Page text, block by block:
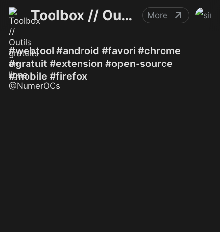
Toolbox // Outils gratuits en ligne @NumerOOs More
#webtool #android #favori #chrome
#gratuit #extension #open-source
#mobile #firefox